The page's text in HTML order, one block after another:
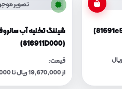
تصویر
شیلنگ تخلیه آب
(816911D000)
قیمت:
از 19,670,000 ریال تا 20,480,000 ریال